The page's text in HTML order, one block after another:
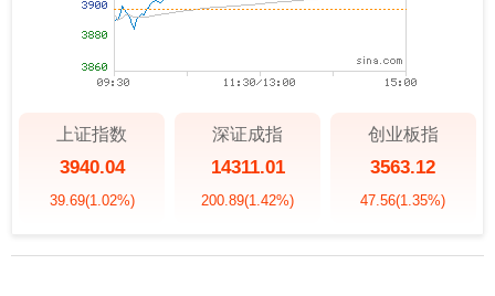
上证指数
3940.04
39.69(1.02%)
深证成指
14311.01
200.89(1.42%)
创业板指
3563.12
47.56(1.35%)